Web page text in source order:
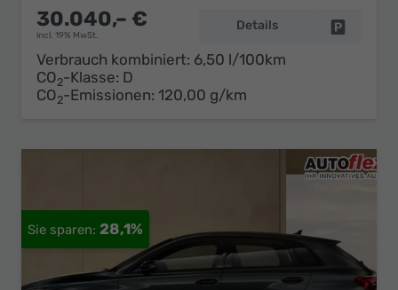
30.040,– €
incl. 19% MwSt.
Details
Verbrauch kombiniert: 6,50 l/100km
CO2-Klasse: D
CO2-Emissionen: 120,00 g/km
28,1%